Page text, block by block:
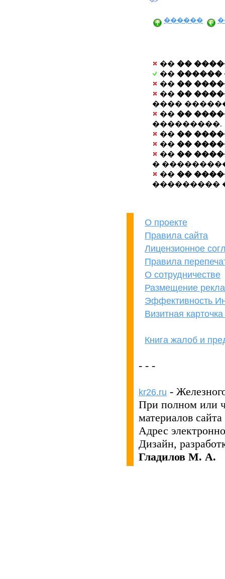
������
�� ��
�� ������
�� ��
�� ��
����
�� ��
���������.
�� ��
�� ��
�� ��
�
�� ��
���������
О проекте
Правила сайта
Лицензионное
Правила
О сотрудничестве
Размещение
Эффективность
Визитная
Книга жалоб и
- - -
kr26.ru -
При полном или
материалов
Адрес
Дизайн,
Гладилов М. А.